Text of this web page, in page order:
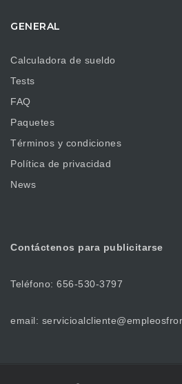
GENERAL
Calculadora de sueldo
Tests
FAQ
Paquetes
Términos y condiciones
Política de privacidad
News
Contáctenos para publicitarse
Teléfono: 656-530-3797
email: